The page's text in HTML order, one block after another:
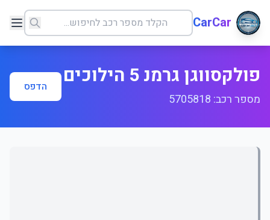
CarCar
פולקסווגן גרמנ 5 הילוכים
מספר רכב: 5705818
הדפס